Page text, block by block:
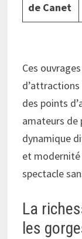
de Canet
Ces
des points
amateurs de
dynamique
et modernité
spectacle
La
les